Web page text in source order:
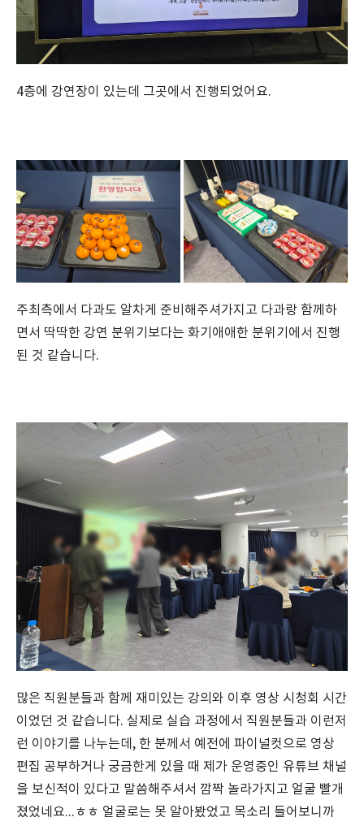
4층에 강연장이 있는데 그곳에서 진행되었어요.
주최측에서 다과도 알차게 준비해주셔가지고 다과랑 함께하
면서 딱딱한 강연 분위기보다는 화기애애한 분위기에서 진행
된 것 같습니다.
많은 직원분들과 함께 재미있는 강의와 이후 영상 시청회 시간
이었던 것 같습니다. 실제로 실습 과정에서 직원분들과 이런저
런 이야기를 나누는데, 한 분께서 예전에 파이널컷으로 영상
편집 공부하거나 궁금한게 있을 때 제가 운영중인 유튜브 채널
을 보신적이 있다고 말씀해주셔서 깜짝 놀라가지고 얼굴 빨개
졌었네요...ㅎㅎ 얼굴로는 못 알아봤었고 목소리 들어보니까